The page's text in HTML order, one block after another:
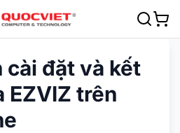
cài đặt và kết
EZVIZ trên